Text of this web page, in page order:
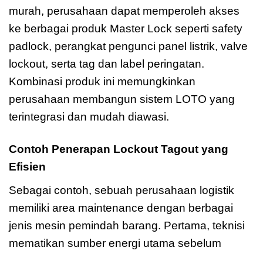
murah, perusahaan dapat memperoleh akses
ke berbagai produk Master Lock seperti safety
padlock, perangkat pengunci panel listrik, valve
lockout, serta tag dan label peringatan.
Kombinasi produk ini memungkinkan
perusahaan membangun sistem LOTO yang
terintegrasi dan mudah diawasi.
Contoh Penerapan Lockout Tagout yang
Efisien
Sebagai contoh, sebuah perusahaan logistik
memiliki area maintenance dengan berbagai
jenis mesin pemindah barang. Pertama, teknisi
mematikan sumber energi utama sebelum